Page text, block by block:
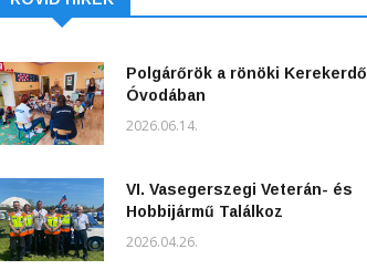
Polgárőrök a rönöki Kerekerdő
Óvodában
2026.06.14.
VI. Vasegerszegi Veterán- és
Hobbijármű Találkoz
2026.04.26.